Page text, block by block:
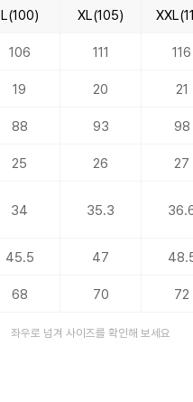
L(100) XL(105)
106 111 116
19 20 21
88 93 98
25 26 27
34 35.3
45.5 47
68 70 72
좌우로 넘겨 사이즈를 확인해 보세요